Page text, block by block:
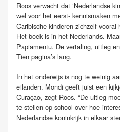
Roos verwacht dat ‘Nederlandse
wel voor het eerst- kennismaken
Caribische kinderen zichzelf
Het boek is in het Nederlands.
Papiamentu. De vertaling, uitleg
Tien pagina’s lang.
In het onderwijs is nog te weinig
eilanden. Mondi geeft juist een
Curaçao, zegt Roos. “De uitleg
te stellen op school over hoe
Nederlandse koninkrijk in elkaar